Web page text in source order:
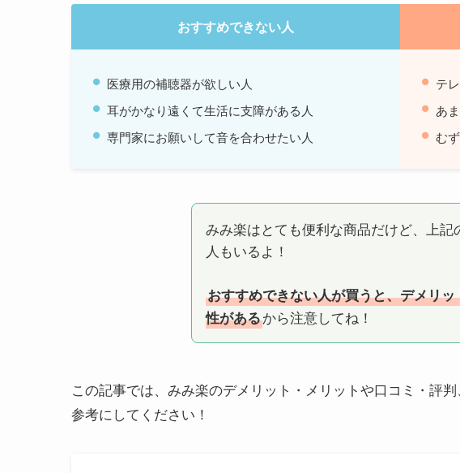
おすすめできない人
医療用の補聴器が欲しい人
耳がかなり遠くて生活に支障がある人
専門家にお願いして音を合わせたい人
テ
あ
む
みみ楽はとても便利な商品だけど、上
人もいるよ！
おすすめできない人が買うと、デメリ
性があるから注意してね！
この記事では、みみ楽のデメリット・メリットや口コミ・評
参考にしてください！